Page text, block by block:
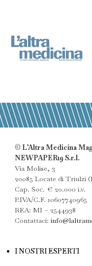
© L’Altra Medicina
NEWPAPER19 S.r.l.
Via Molise, 3
20085 Locate di Triulzi
Cap. Soc. € 20.000 i.v.
P.IVA/C.F. 10607740965
REA: MI – 2544938
Contattaci:
I NOSTRI ESPERTI